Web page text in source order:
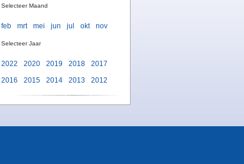
Selecteer Maand
feb mrt mei jun jul okt nov
Selecteer Jaar
2022 2020 2019 2018
2017
2016
2015 2014 2013 2012